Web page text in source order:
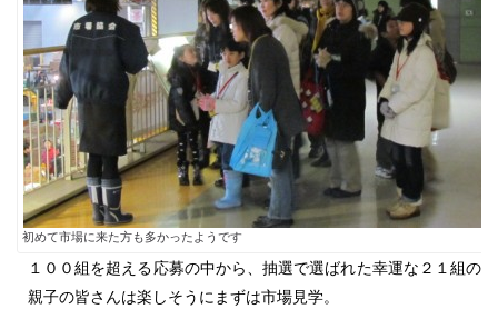
初めて市場に来た方も多かったようです
１００組を超える応募の中から、抽選で選ばれた幸運な２１組の
親子の皆さんは楽しそうにまずは市場見学。